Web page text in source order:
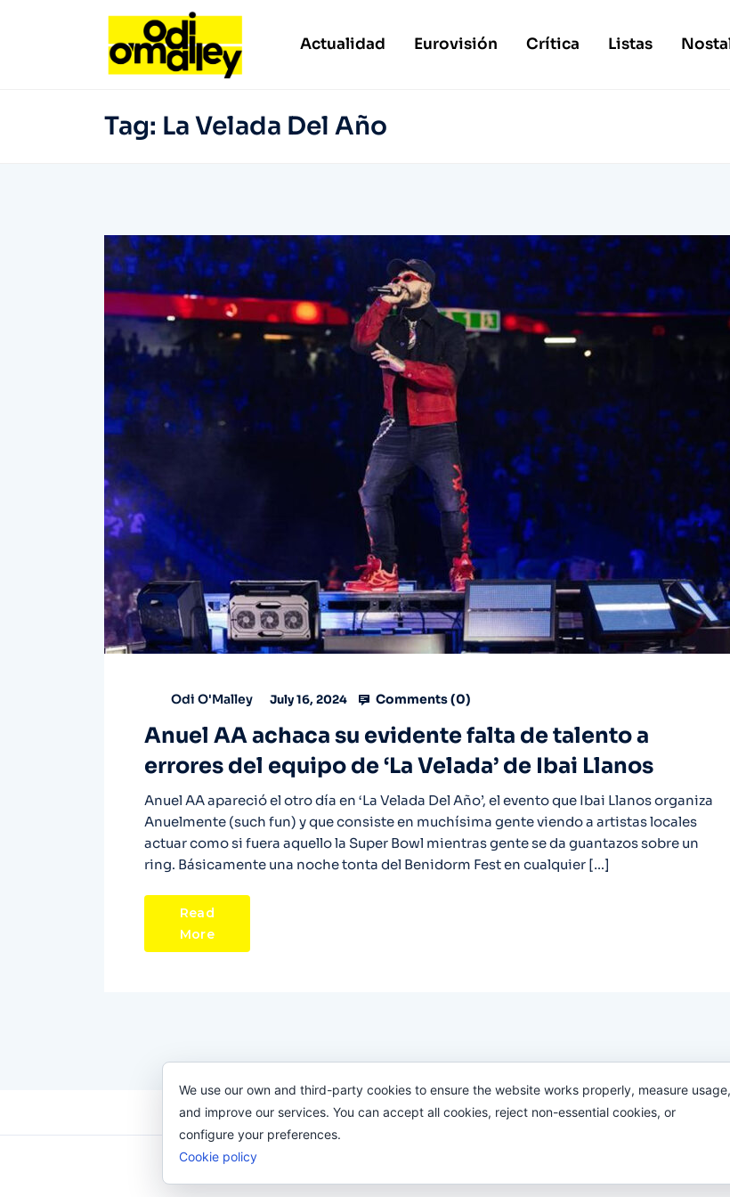
Actualidad Eurovisión Crítica Listas
Tag: La Velada Del Año
Odi O'Malley July 16, 2024 Comments (0)
Anuel AA achaca su evidente falta de talento a
errores del equipo de ‘La Velada’ de Ibai Llanos
Anuel AA apareció el otro día en ‘La Velada Del Año’, el evento que Ibai Llanos organiza
Anuelmente (such fun) y que consiste en muchísima gente viendo a artistas locales
actuar como si fuera aquello la Super Bowl mientras gente se da guantazos sobre un
ring. Básicamente una noche tonta del Benidorm Fest en cualquier […]
Read
More
We use our own and third-party cookies to ensure the website works properly, measure usage,
and improve our services. You can accept all cookies, reject non-essential cookies, or
configure your preferences.
Cookie policy